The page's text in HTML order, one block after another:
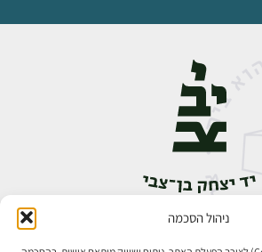
ניהול הסכמהרחביה, ירושלים